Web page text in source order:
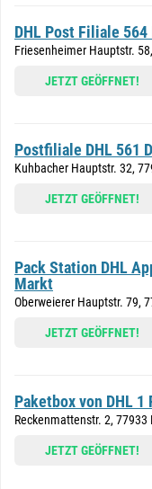
DHL Post Filiale
Friesenheimer Hauptstr.
JETZT GEÖFFNET!
Postfiliale DHL 561
Kuhbacher Hauptstr. 32,
JETZT GEÖFFNET!
Pack Station DHL
Markt
Oberweierer Hauptstr. 79,
JETZT GEÖFFNET!
Paketbox von DHL
Reckenmattenstr. 2, 77933
JETZT GEÖFFNET!